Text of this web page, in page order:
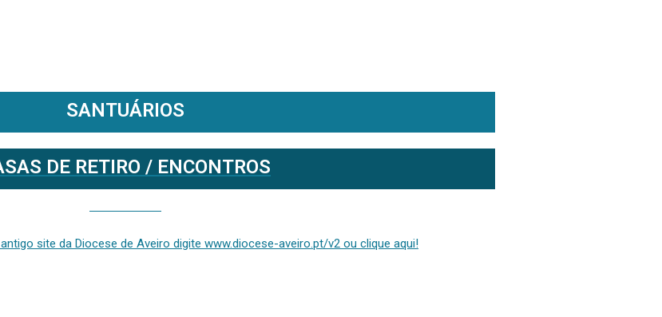
SANTUÁRIOS
DE RETIRO / ENCONTROS
site da Diocese de Aveiro digite www.diocese-aveiro.pt/v2 ou clique aqui!